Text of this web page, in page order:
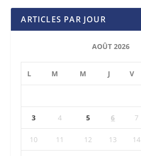
ARTICLES PAR JOUR
AOÛT 2026
L M M J V
3 4 5 6 7
10 11 12 13 14